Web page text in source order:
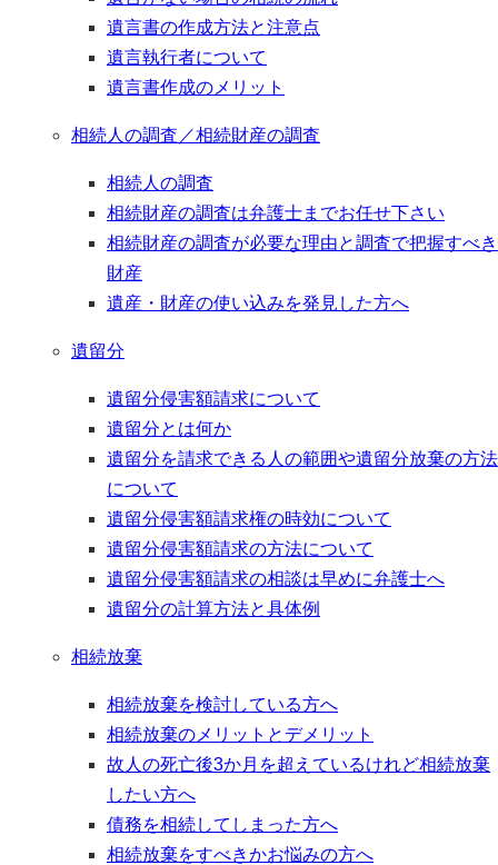
遺言書の作成方法と注意点
遺言執行者について
遺言書作成のメリット
相続人の調査／相続財産の調査
相続人の調査
相続財産の調査は弁護士までお任せ下さい
相続財産の調査が必要な理由と調査で把握すべき
財産
遺産・財産の使い込みを発見した方へ
遺留分
遺留分侵害額請求について
遺留分とは何か
遺留分を請求できる人の範囲や遺留分放棄の方法
について
遺留分侵害額請求権の時効について
遺留分侵害額請求の方法について
遺留分侵害額請求の相談は早めに弁護士へ
遺留分の計算方法と具体例
相続放棄
相続放棄を検討している方へ
相続放棄のメリットとデメリット
故人の死亡後3か月を超えているけれど相続放棄
したい方へ
債務を相続してしまった方へ
相続放棄をすべきかお悩みの方へ